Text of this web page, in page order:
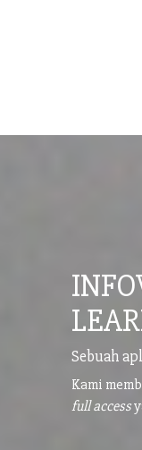
Sebuah
Kami
full access